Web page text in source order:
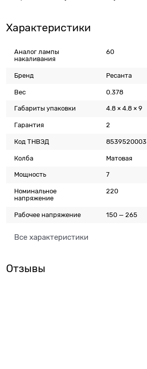
Характеристики
Аналог лампы
накаливания
60
Бренд Ресанта
Вес 0.378
Габариты упаковки 4.8 × 4.8 × 9
Гарантия 2
Код ТНВЭД 8539520003
Колба Матовая
Мощность 7
Номинальное
напряжение
220
Рабочее напряжение 150 — 265
Все характеристики
Отзывы